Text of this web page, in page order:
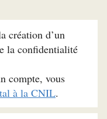
création d’un
la confidentialité
compte, vous
à la CNIL.